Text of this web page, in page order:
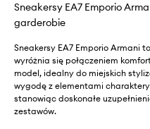
Sneakersy EA7 Emporio
garderobie
Sneakersy EA7 Emporio Armani
wyróżnia się połączeniem
model, idealny do miejskich
wygodę z elementami
stanowiąc doskonałe
zestawów.